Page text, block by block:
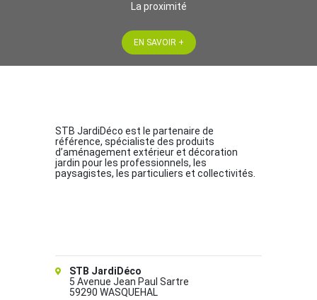
La proximité
EN SAVOIR +
STB JardiDéco est le partenaire de
référence, spécialiste des produits
d’aménagement extérieur et décoration
jardin pour les professionnels, les
paysagistes, les particuliers et collectivités.
STB JardiDéco
5 Avenue Jean Paul Sartre
59290 WASQUEHAL